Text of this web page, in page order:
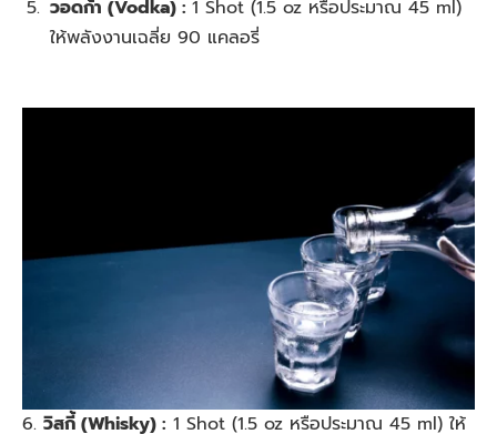
วอดก้า (Vodka) : 1 Shot (1.5 oz หรือประมาณ 45 ml)
ให้พลังงานเฉลี่ย 90 แคลอรี่
6. วิสกี้ (Whisky) : 1 Shot (1.5 oz หรือประมาณ 45 ml) ให้